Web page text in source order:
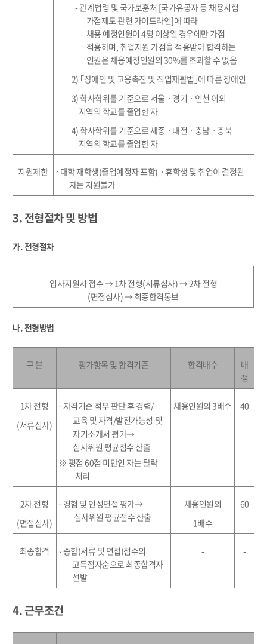
-관계법령 및 국가보훈처 [국가유공자 등 채용시험
가점제도 관련 가이드라인]에 따라
채용 예정인원이4명 이상일 경우에만 가점
적용하며 취업지원 가점을 적용받아 합격하는
인원은 채용예정인원의 30%를 초과할 수 없음
2) ｢장애인 및 고용촉진 및 직업재활법 ｣에 따른 장애인
3)학사학위를 기준으로 서울 ㆍ 경기 ㆍ 인천 이외
지역의 학교를 졸업한 자
4)학사학위를 기준으로 세종 ㆍ 대전 ㆍ 충남ㆍ충북
지역의 학교를 졸업한 자
지원제한 ◦ 대학 재학생(졸업예정자 포함) ㆍ휴학생 및 취업이 결정된
자는 지원불가
3. 전형절차 및 방법
가. 전형절차
입사지원서 접수→ 1차 전형(서류심사)→2차 전형
(면접심사)→ 최종합격통보
나. 전형방법
구 분 평가항목 및 합격기준 합격배수
배
점
1차 전형
(서류심사)
◦자격기준 적부 판단 후 경력/
교육 및 자격/발전가능성 및
자기소개서 평가→
심사위원 평균점수 산출
※ 평점60점 미만인 자는 탈락
처리
채용인원의 3배수 40
2차 전형
(면접심사)
◦ 경험 및 인성면접 평가→
심사위원 평균점수 산출
채용인원의
1배수
60
최종합격 ◦종합(서류 및 면접)점수의
고득점자순으로 최종합격자
선발
- -
4. 근무조건